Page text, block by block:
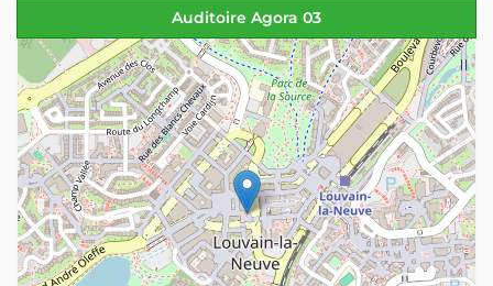
Auditoire Agora 03